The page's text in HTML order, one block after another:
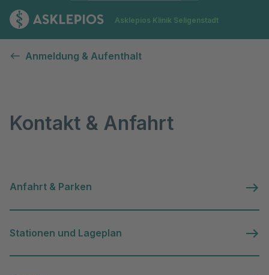
Zur Startseite
Asklepios Klinik Seligenstadt
Anmeldung & Aufenthalt
Kontakt & Anfahrt
Anfahrt & Parken
Stationen und Lageplan